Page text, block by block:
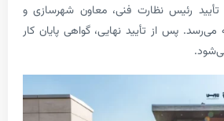
فنی، معاون شهرسازی و
نهایی، گواهی پایان کار